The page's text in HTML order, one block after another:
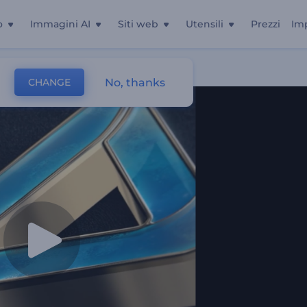
Immagini AI Siti web Utensili Prezzi
CHANGE No, thanks